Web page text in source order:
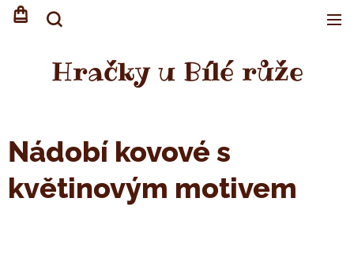
Hračky u Bílé růže
Nádobí kovové s
květinovým motivem